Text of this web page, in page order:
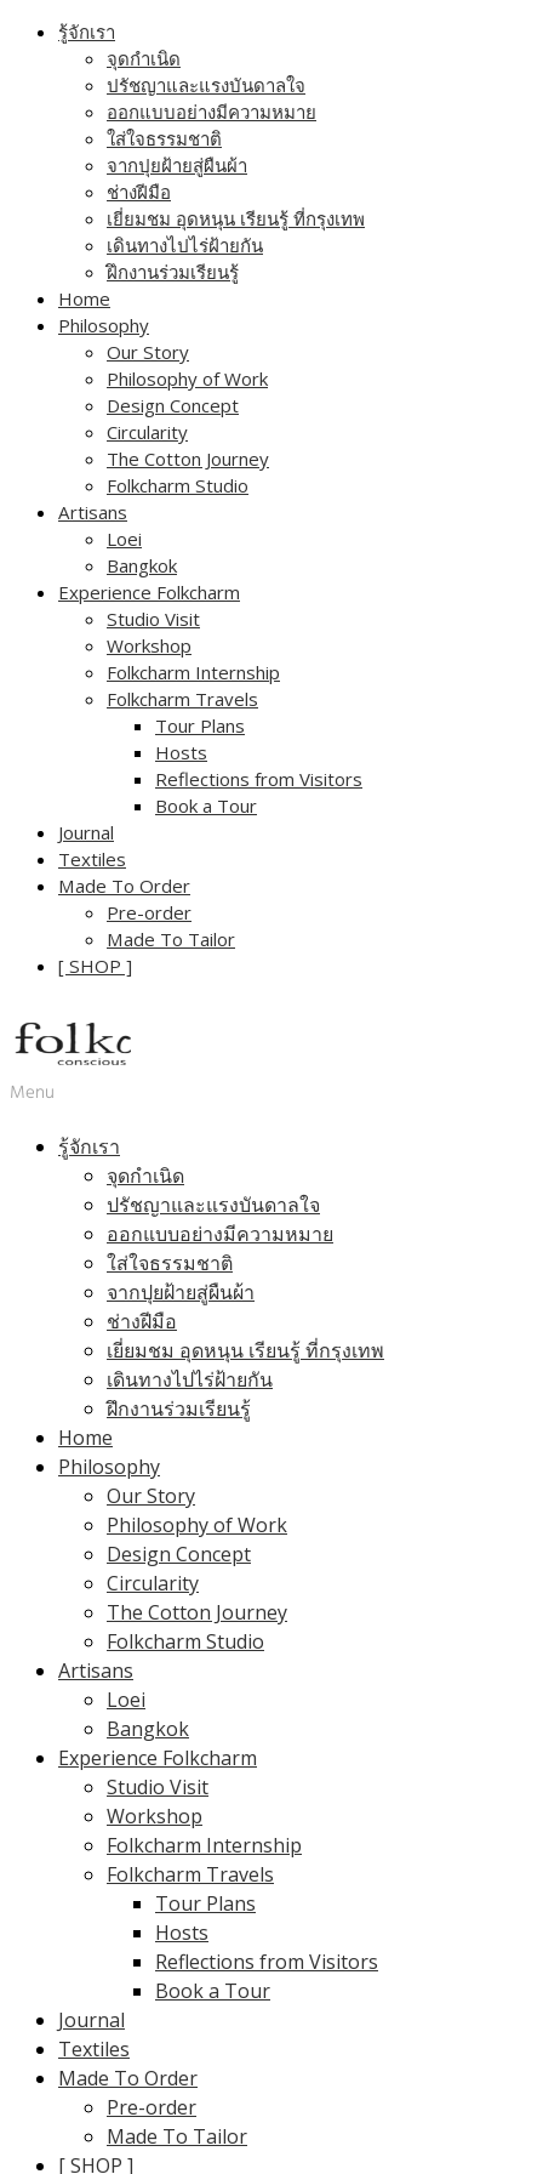
Skip
รู้จักเรา
จุดกำเนิด
ปรัชญาและแรงบันดาลใจ
ออกแบบอย่างมีความหมาย
ใส่ใจธรรมชาติ
จากปุยฝ้ายสู่ผืนผ้า
ช่างฝีมือ
เยี่ยมชม อุดหนุน เรียนรู้ ที่กรุงเทพ
เดินทางไปไร่ฝ้ายกัน
ฝึกงานร่วมเรียนรู้
Home
Philosophy
Our Story
Philosophy of Work
Design Concept
Circularity
The Cotton Journey
Folkcharm Studio
Artisans
Loei
Bangkok
Experience Folkcharm
Studio Visit
Workshop
Folkcharm Internship
Folkcharm Travels
Tour Plans
Hosts
Reflections from Visitors
Book a Tour
Journal
Textiles
Made To Order
Pre-order
Made To Tailor
[ SHOP ]
Menu
รู้จักเรา
จุดกำเนิด
ปรัชญาและแรงบันดาลใจ
ออกแบบอย่างมีความหมาย
ใส่ใจธรรมชาติ
จากปุยฝ้ายสู่ผืนผ้า
ช่างฝีมือ
เยี่ยมชม อุดหนุน เรียนรู้ ที่กรุงเทพ
เดินทางไปไร่ฝ้ายกัน
ฝึกงานร่วมเรียนรู้
Home
Philosophy
Our Story
Philosophy of Work
Design Concept
Circularity
The Cotton Journey
Folkcharm Studio
Artisans
Loei
Bangkok
Experience Folkcharm
Studio Visit
Workshop
Folkcharm Internship
Folkcharm Travels
Tour Plans
Hosts
Reflections from Visitors
Book a Tour
Journal
Textiles
Made To Order
Pre-order
Made To Tailor
[ SHOP ]